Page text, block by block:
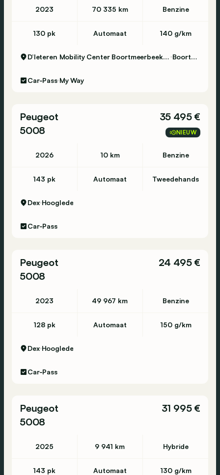
2023 70 335 km Benzine
130 pk Automaat 140 g/km
D’Ieteren Mobility Center Boortmeerbeek - Volkswagen & Commercial Vehicles Boortmeerbeek
Car-Pass My Way
Peugeot
5008
35 495 €
NIEUW
2026 10 km Benzine
143 pk Automaat Tweedehands
Dex Hooglede
Car-Pass
Peugeot
5008
24 495 €
2023 49 967 km Benzine
128 pk Automaat 150 g/km
Dex Hooglede
Car-Pass
Peugeot
5008
31 995 €
2025 9 941 km Hybride
143 pk Automaat 130 g/km